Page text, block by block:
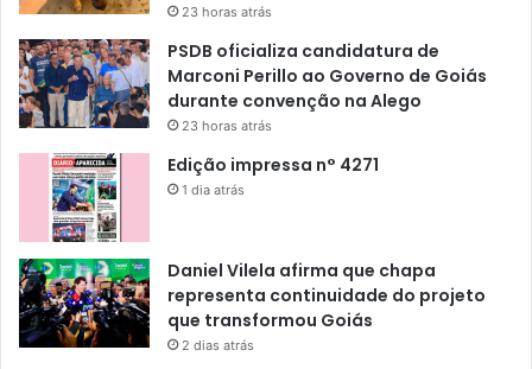
23 horas atrás
PSDB oficializa candidatura de
Marconi Perillo ao Governo de Goiás
durante convenção na Alego
23 horas atrás
Edição impressa n° 4271
1 dia atrás
Daniel Vilela afirma que chapa
representa continuidade do projeto
que transformou Goiás
2 dias atrás